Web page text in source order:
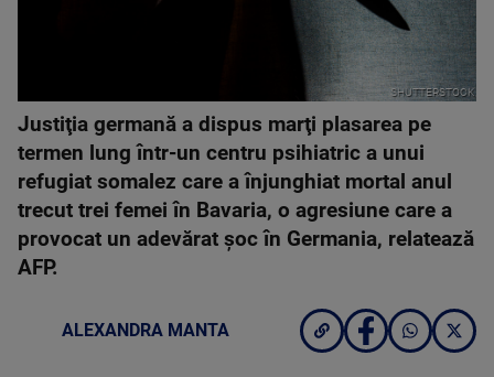
SHUTTERSTOCK
Justiţia germană a dispus marţi plasarea pe
termen lung într-un centru psihiatric a unui
refugiat somalez care a înjunghiat mortal anul
trecut trei femei în Bavaria, o agresiune care a
provocat un adevărat şoc în Germania, relatează
AFP.
ALEXANDRA MANTA